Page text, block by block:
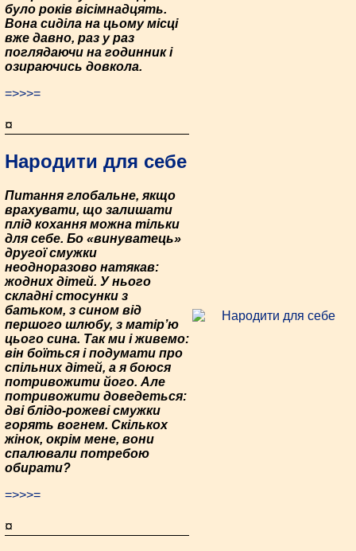
було років вісімнадцять.
Вона сиділа на цьому місці
вже давно, раз у раз
поглядаючи на годинник і
озираючись довкола.
=>>>=
¤
Народити для себе
Питання глобальне, якщо
врахувати, що залишати
плід кохання можна тільки
для себе. Бо «винуватець»
другої смужки
неодноразово натякав:
жодних дітей. У нього
складні стосунки з
батьком, з сином від
першого шлюбу, з матір’ю
цього сина. Так ми і живемо:
він боїться і подумати про
спільних дітей, а я боюся
потривожити його. Але
потривожити доведеться:
дві блідо-рожеві смужки
горять вогнем. Скількох
жінок, окрім мене, вони
спалювали потребою
обирати?
=>>>=
¤